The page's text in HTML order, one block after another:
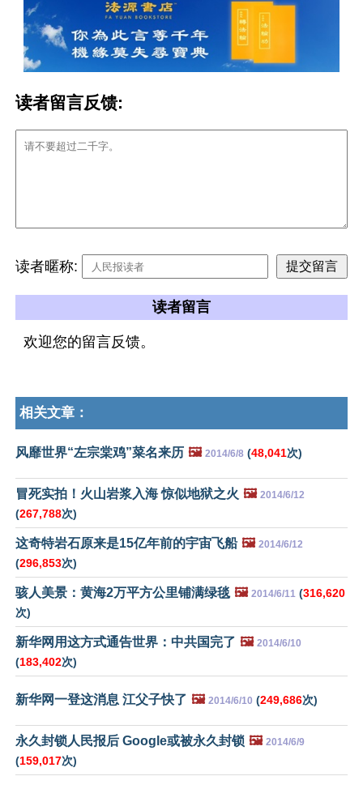
读者留言反馈:
读者暱称:
读者留言
欢迎您的留言反馈。
相关文章：
风靡世界“左宗棠鸡”菜名来历 🖼️ 2014/6/8 (48,041次)
冒死实拍！火山岩浆入海 惊似地狱之火 🖼️ 2014/6/12
(267,788次)
这奇特岩石原来是15亿年前的宇宙飞船 🖼️ 2014/6/12
(296,853次)
骇人美景：黄海2万平方公里铺满绿毯 🖼️ 2014/6/11 (316,620
次)
新华网用这方式通告世界：中共国完了 🖼️ 2014/6/10
(183,402次)
新华网一登这消息 江父子快了 🖼️ 2014/6/10 (249,686次)
永久封锁人民报后 Google或被永久封锁 🖼️ 2014/6/9
(159,017次)